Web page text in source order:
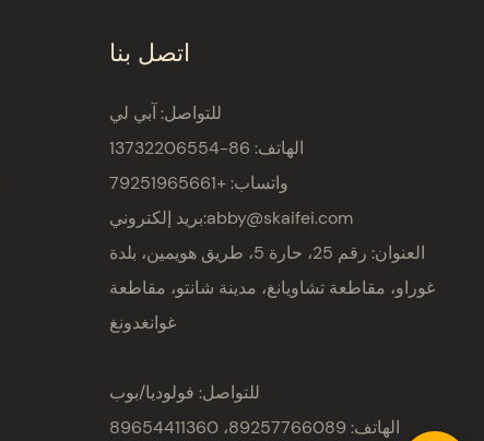
اتصل بنا
للتواصل: آبي لي
الهاتف: 86-13732206554
واتساب: +79251965661
بريد إلكتروني:abby@skaifei.com
العنوان:
رقم 25، حارة 5، طريق هويمين، بلدة
غوراو، مقاطعة تشاويانغ، مدينة شانتو، مقاطعة
غوانغدونغ
للتواصل: فولوديا/بوب
الهاتف: 89257766089، 89654411360